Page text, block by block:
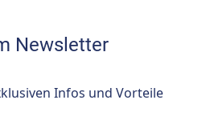
Newsletter
Infos und Vorteile